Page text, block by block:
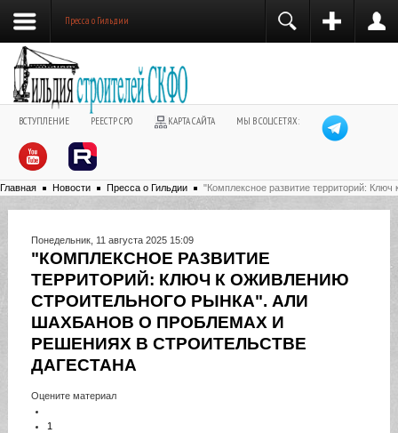
Пресса о Гильдии
ВСТУПЛЕНИЕ РЕЕСТР СРО КАРТА САЙТА МЫ В СОЦСЕТЯХ:
Главная Новости Пресса о Гильдии "Комплексное развитие территорий:
Понедельник, 11 августа 2025 15:09
"КОМПЛЕКСНОЕ РАЗВИТИЕ
ТЕРРИТОРИЙ: КЛЮЧ К ОЖИВЛЕНИЮ
СТРОИТЕЛЬНОГО РЫНКА". АЛИ
ШАХБАНОВ О ПРОБЛЕМАХ И
РЕШЕНИЯХ В СТРОИТЕЛЬСТВЕ
ДАГЕСТАНА
Оцените материал
1